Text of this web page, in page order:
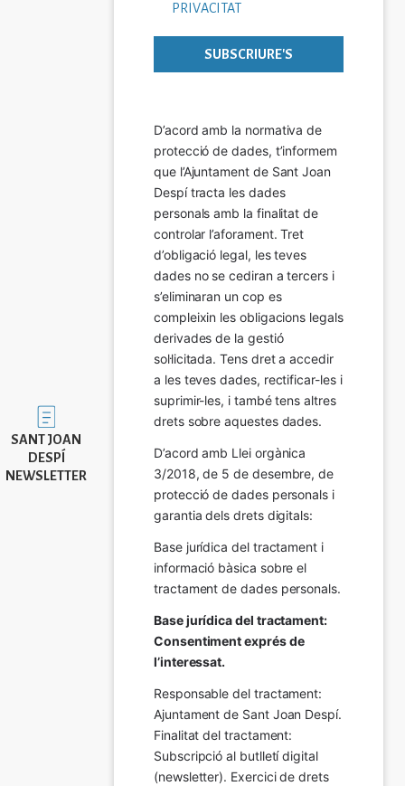
Imatge
SANT JOAN
DESPÍ
NEWSLETTER
PRIVACITAT
D’acord amb la normativa de
protecció de dades, t’informem
que l’Ajuntament de Sant Joan
Despí tracta les dades
personals amb la finalitat de
controlar l’aforament. Tret
d’obligació legal, les teves
dades no se cediran a tercers i
s’eliminaran un cop es
compleixin les obligacions legals
derivades de la gestió
sol·licitada. Tens dret a accedir
a les teves dades, rectificar-les i
suprimir-les, i també tens altres
drets sobre aquestes dades.
D’acord amb Llei orgànica
3/2018, de 5 de desembre, de
protecció de dades personals i
garantia dels drets digitals:
Base jurídica del tractament i
informació bàsica sobre el
tractament de dades personals.
Base jurídica del tractament:
Consentiment exprés de
l’interessat.
Responsable del tractament:
Ajuntament de Sant Joan Despí.
Finalitat del tractament:
Subscripció al butlletí digital
(newsletter). Exercici de drets